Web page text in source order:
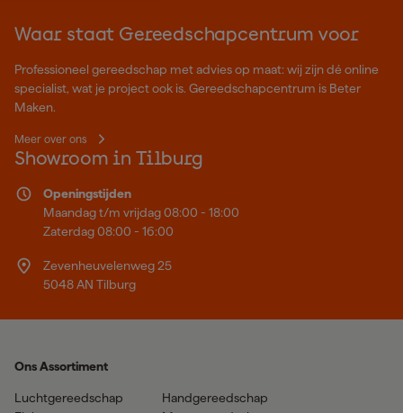
Waar staat Gereedschapcentrum voor
Professioneel gereedschap met advies op maat: wij zijn dé online
specialist, wat je project ook is. Gereedschapcentrum is Beter
Maken.
Meer over ons
Showroom in Tilburg
Openingstijden
Maandag t/m vrijdag 08:00 - 18:00
Zaterdag 08:00 - 16:00
Zevenheuvelenweg 25
5048 AN Tilburg
Ons Assortiment
Luchtgereedschap
Handgereedschap